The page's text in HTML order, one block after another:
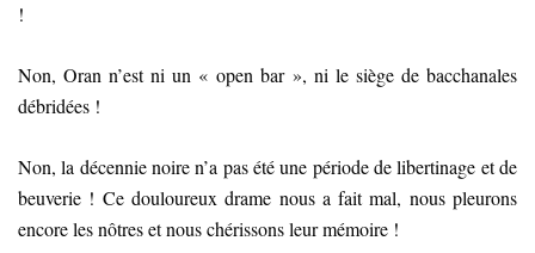
!
Non, Oran n’est ni un « open bar », ni le siège de bacchanales
débridées !
Non, la décennie noire n’a pas été une période de libertinage et de
beuverie ! Ce douloureux drame nous a fait mal, nous pleurons
encore les nôtres et nous chérissons leur mémoire !